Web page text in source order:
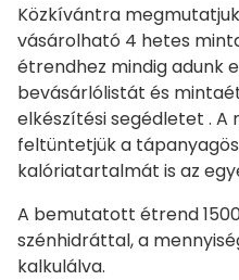
Közkívántra
vásárolható 4 hetes
étrendhez mindig adunk
bevásárlólistát és
elkészítési segédletet .
feltüntetjük a
kalóriatartalmát is az
A bemutatott étrend
szénhidráttal, a
kalkulálva.